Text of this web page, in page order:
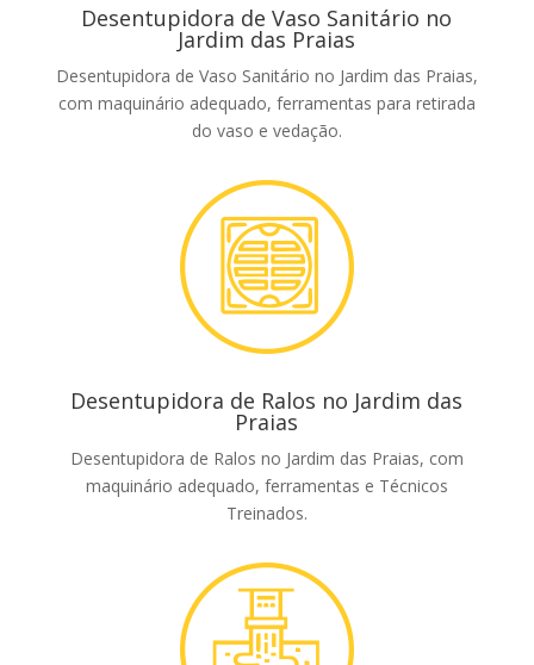
Desentupidora de Vaso Sanitário no
Jardim das Praias
Desentupidora de Vaso Sanitário no Jardim das Praias,
com maquinário adequado, ferramentas para retirada
do vaso e vedação.
Desentupidora de Ralos no Jardim das
Praias
Desentupidora de Ralos no Jardim das Praias, com
maquinário adequado, ferramentas e Técnicos
Treinados.